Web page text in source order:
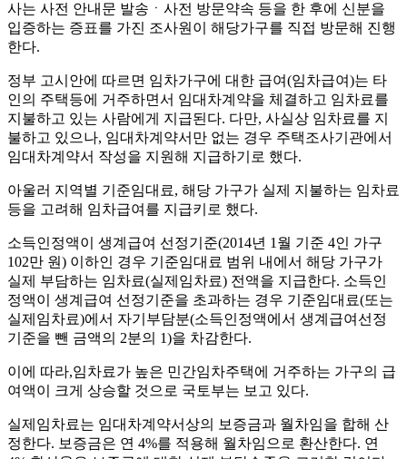
사는 사전 안내문 발송ㆍ사전 방문약속 등을 한 후에 신분을
입증하는 증표를 가진 조사원이 해당가구를 직접 방문해 진행
한다.
정부 고시안에 따르면 임차가구에 대한 급여(임차급여)는 타
인의 주택등에 거주하면서 임대차계약을 체결하고 임차료를
지불하고 있는 사람에게 지급된다. 다만, 사실상 임차료를 지
불하고 있으나, 임대차계약서만 없는 경우 주택조사기관에서
임대차계약서 작성을 지원해 지급하기로 했다.
아울러 지역별 기준임대료, 해당 가구가 실제 지불하는 임차료
등을 고려해 임차급여를 지급키로 했다.
소득인정액이 생계급여 선정기준(2014년 1월 기준 4인 가구
102만 원) 이하인 경우 기준임대료 범위 내에서 해당 가구가
실제 부담하는 임차료(실제임차료) 전액을 지급한다. 소득인
정액이 생계급여 선정기준을 초과하는 경우 기준임대료(또는
실제임차료)에서 자기부담분(소득인정액에서 생계급여선정
기준을 뺀 금액의 2분의 1)을 차감한다.
이에 따라,임차료가 높은 민간임차주택에 거주하는 가구의 급
여액이 크게 상승할 것으로 국토부는 보고 있다.
실제임차료는 임대차계약서상의 보증금과 월차임을 합해 산
정한다. 보증금은 연 4%를 적용해 월차임으로 환산한다. 연